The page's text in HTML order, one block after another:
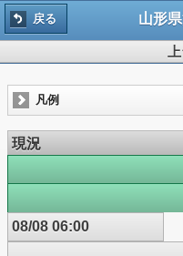
戻る 山形
凡例
現況
08/08 06:00